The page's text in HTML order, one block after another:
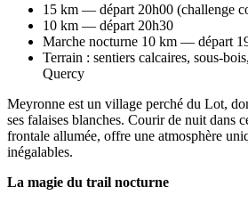
15 km — départ 20h00 (challenge
10 km — départ 20h30
Marche nocturne 10 km — départ
Terrain : sentiers calcaires, sous-
Quercy
Meyronne est un village perché du Lot,
ses falaises blanches. Courir de nuit dans
frontale allumée, offre une atmosphère
inégalables.
La magie du trail nocturne